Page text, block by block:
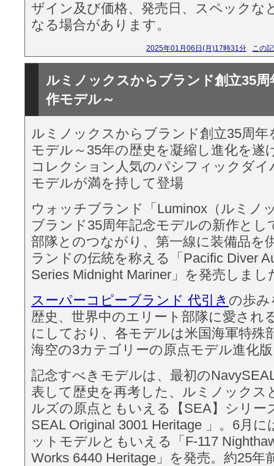
ザイン及び価格、発売日、スペックな
なる場合があります。
2025年01月06日(月)17時31分 この
ルミノックスからブランド創立35周
作モデル～
ルミノックスからブランド創立35周年
モデル～35年の歴史を凝縮し進化を遂
コレクション人気のパシフィックダ
モデルが満を持して登場
ウォッチブランド「Luminox（ルミノ
ブランド35周年記念モデルの新作とし
部隊とのつながり、第一線に装備品を
ランドの伝統を称える「Pacific Diver
Series Midnight Mariner」を発売しまし
スーパーコピーブランド 代引き の歩
歴史、世界中のエリート部隊に愛され
にしており、各モデルは米国海軍特殊
海空の3カテゴリーの原点モデル進化
記念すべきモデルは、最初の
表して歴史を再考した、ルミノックス
ルズの原点ともいえる【SEA】シリー
SEAL Original 3001 Heritage 」。6月
ットモデルともいえる「F-117
Works 6440 Heritage」を発売。約25年